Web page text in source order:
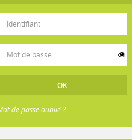
de passe oublié ?